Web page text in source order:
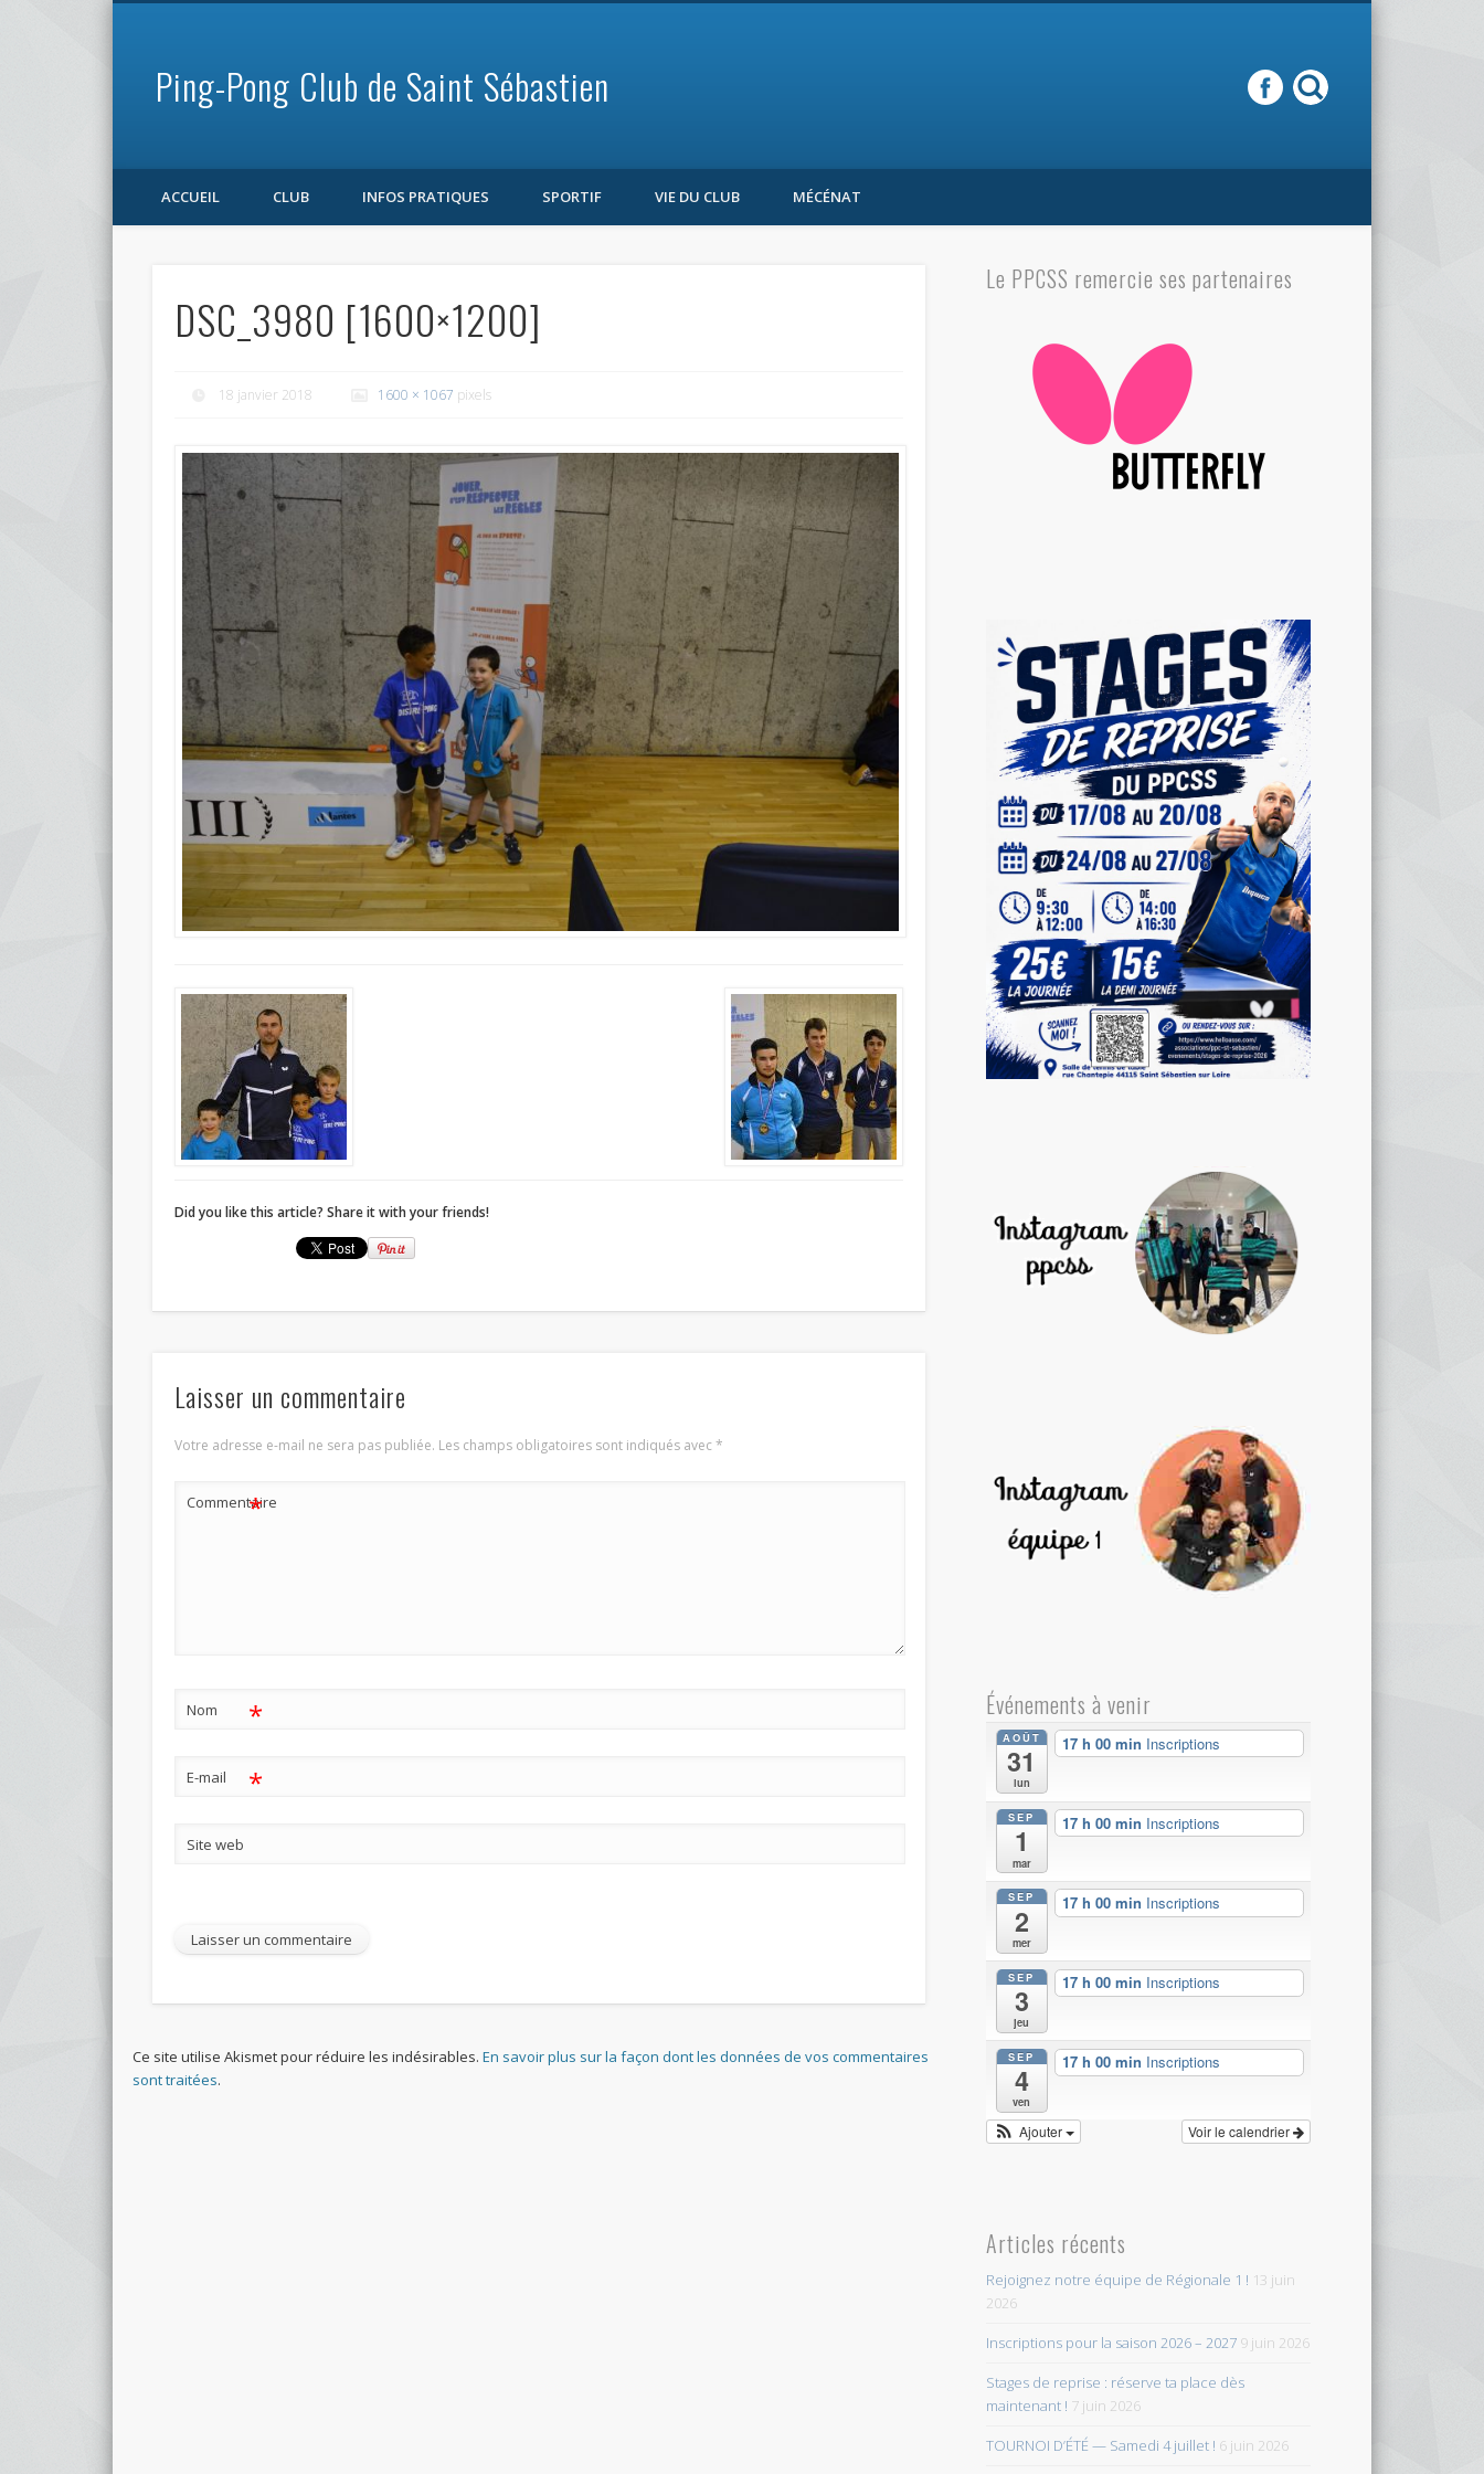
Ping-Pong Club de Saint Sébastien
Facebook
ACCUEIL CLUB INFOS PRATIQUES SPORTIF VIE DU CLUB MÉCÉNAT
DSC_3980 [1600×1200]
18 janvier 2018 1600 × 1067 pixels
Did you like this article? Share it with your friends!
Laisser un commentaire
Votre adresse e-mail ne sera pas publiée. Les champs obligatoires sont indiqués avec*
Commentaire
*
Nom *
E-mail *
Site web
Ce site utilise Akismet pour réduire les indésirables.En savoir plus sur la façon dont les données de vos commentaires
sont traitées.
Le PPCSS remercie ses partenaires
Événements à venir
AOÛT
31
lun
17 h 00 min Inscriptions
SEP
1
mar
17 h 00 min Inscriptions
SEP
2
mer
17 h 00 min Inscriptions
SEP
3
jeu
17 h 00 min Inscriptions
SEP
4
ven
17 h 00 min Inscriptions
Voir le calendrier
Ajouter
Articles récents
Rejoignez notre équipe de Régionale 1 ! 13 juin
2026
Inscriptions pour la saison 2026 – 2027 9 juin 2026
Stages de reprise : réserve ta place dès
maintenant ! 7 juin 2026
TOURNOI D’ÉTÉ — Samedi 4 juillet ! 6 juin 2026